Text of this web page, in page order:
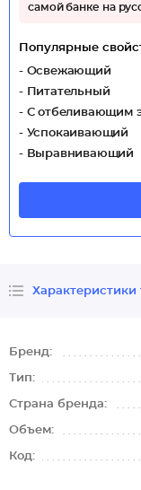
самой банке на
Популярные
- Освежающий
- Питательный
- Успокаивающий
- Выравнивающий
Характеристики
Бренд:
Тип:
Страна бренда:
Объем:
Код: